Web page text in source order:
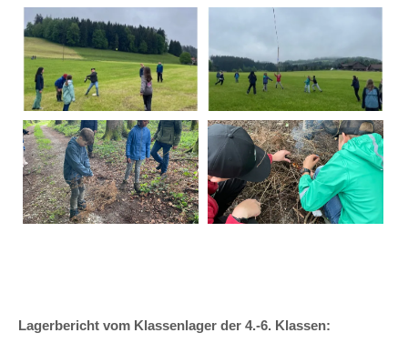
Lagerbericht vom Klassenlager der 4.-6. Klassen: